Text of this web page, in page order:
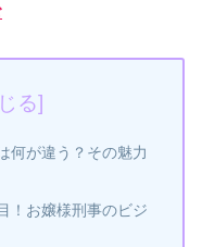
何が違う？その魅力
！お嬢様刑事のビジ